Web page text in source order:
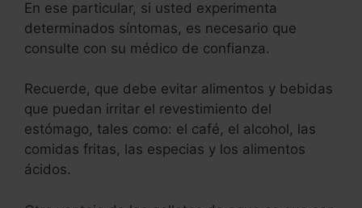
En ese particular, si usted experimenta
determinados síntomas, es necesario que
consulte con su médico de confianza.
Recuerde, que debe evitar alimentos y bebidas
que puedan irritar el revestimiento del
estómago, tales como: el café, el alcohol, las
comidas fritas, las especias y los alimentos
ácidos.